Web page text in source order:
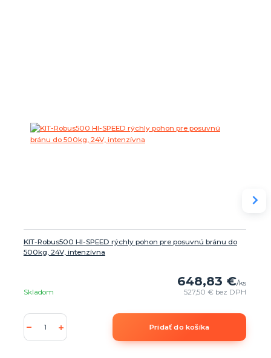
KIT-Robus500 HI-SPEED rýchly pohon pre posuvnú bránu do
500kg, 24V, intenzívna
648,83 €/ks
527,50 € bez DPH
Skladom
Pridať do košíka